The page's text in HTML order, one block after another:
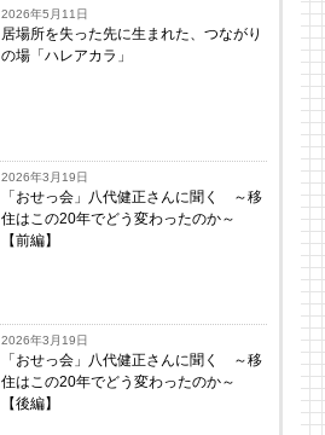
2026年5月11日
居場所を失った先に生まれた、つながり
の場「ハレアカラ」
2026年3月19日
「おせっ会」八代健正さんに聞く ～移
住はこの20年でどう変わったのか～
【前編】
2026年3月19日
「おせっ会」八代健正さんに聞く ～移
住はこの20年でどう変わったのか～
【後編】